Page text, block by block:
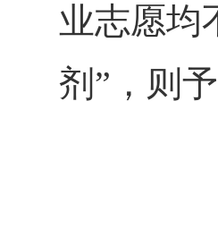
业志愿均
剂”，则